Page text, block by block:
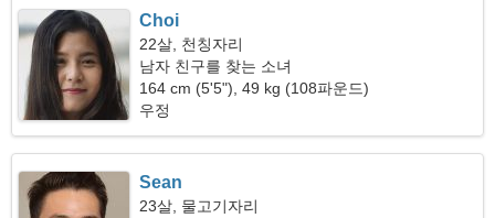
Choi
22살, 천칭자리
남자 친구를 찾는 소녀
164 cm (5'5"), 49 kg (108파운드)
우정
Sean
23살, 물고기자리